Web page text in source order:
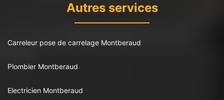
Autres services
Carreleur pose de carrelage Montberaud
Plombier Montberaud
Electricien Montberaud